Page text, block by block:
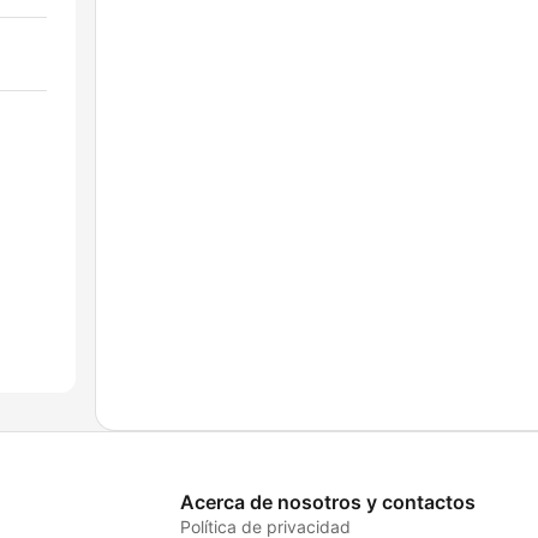
Acerca de nosotros y contactos
Política de privacidad